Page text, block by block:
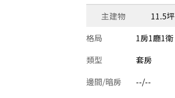
主建物
11.5坪
格局
1房1廳1衛
類型
套房
邊間/暗房
--/--